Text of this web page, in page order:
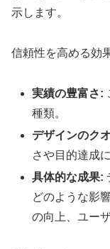
示します。
信頼性を高める効
実績の豊富さ:
種類。
デザインのク
さや目的達成
具体的な成果:
どのような影
の向上、ユー